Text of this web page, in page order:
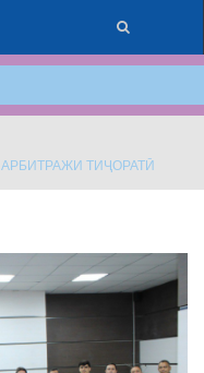
ТИҶОРАТӢ